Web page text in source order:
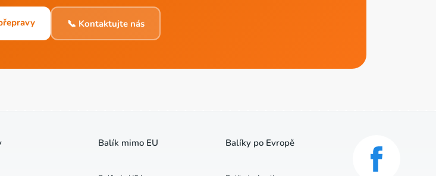
📞 Kontaktujte nás
Balík mimo EU Balíky po Evropě